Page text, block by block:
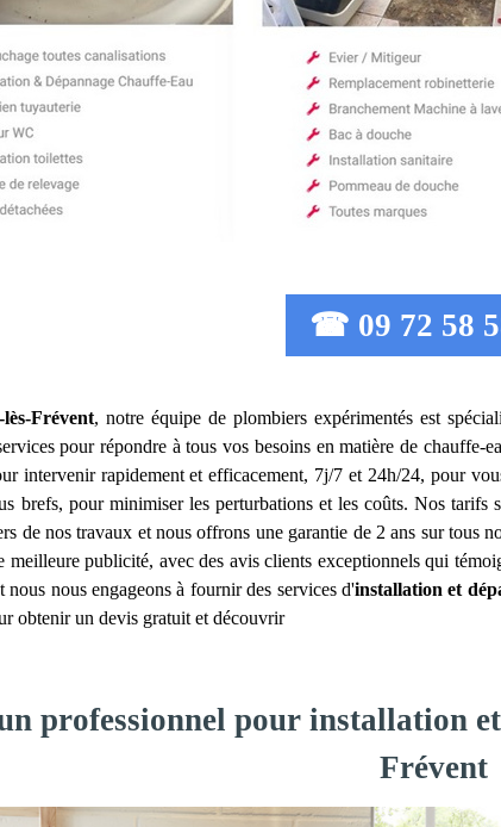
☎ 09 72 58
Frévent, notre équipe de plombiers expérimentés est
pour répondre à tous vos besoins en matière de
intervenir rapidement et efficacement, 7j/7 et 24h/24, pour
brefs, pour minimiser les perturbations et les coûts. Nos
de nos travaux et nous offrons une garantie de 2 ans sur tous
meilleure publicité, avec des avis clients exceptionnels qui
nous nous engageons à fournir des services d'installation et
obtenir un devis gratuit et découvrir
professionnel pour installation
Frévent